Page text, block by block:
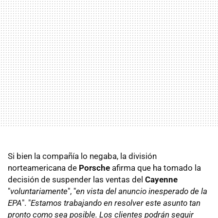
Si bien la compañía lo negaba, la división
norteamericana de Porsche afirma que ha tomado la
decisión de suspender las ventas del Cayenne
"voluntariamente", "en vista del anuncio inesperado de la
EPA". "Estamos trabajando en resolver este asunto tan
pronto como sea posible. Los clientes podrán seguir